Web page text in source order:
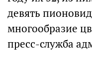
девять
многообразие
пресс-служба